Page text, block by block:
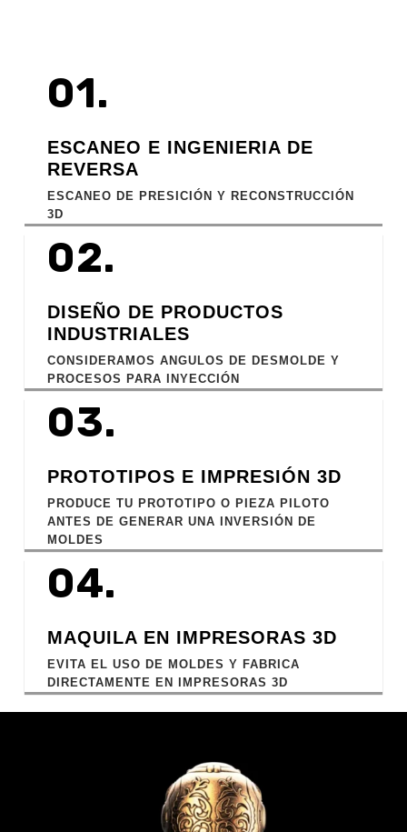
01.
ESCANEO E INGENIERIA DE
REVERSA
ESCANEO DE PRESICIÓN Y RECONSTRUCCIÓN
3D
02.
DISEÑO DE PRODUCTOS
INDUSTRIALES
CONSIDERAMOS ANGULOS DE DESMOLDE Y
PROCESOS PARA INYECCIÓN
03.
PROTOTIPOS E IMPRESIÓN 3D
PRODUCE TU PROTOTIPO O PIEZA PILOTO
ANTES DE GENERAR UNA INVERSIÓN DE
MOLDES
04.
MAQUILA EN IMPRESORAS 3D
EVITA EL USO DE MOLDES Y FABRICA
DIRECTAMENTE EN IMPRESORAS 3D